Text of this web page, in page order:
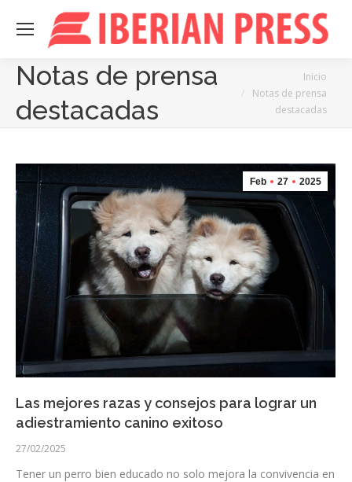
Notas de prensa
destacadas
Inicio
Notas de prensa
destacadas
Feb 27 2025
Las mejores razas y consejos para lograr un
adiestramiento canino exitoso
27/02/2025
Tener un perro bien educado no solo mejora la convivencia en